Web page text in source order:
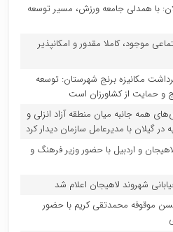
با همدلی جامعه ورزش، مسیر توسعه
موجود، کاملا مقدور و امکانپذیر
مکانیزه برنج شهرستان: توسعه
و حمایت از کشاورزان است
همه جانبه میان منطقه آزاد انزلی و
گیلان با مدیرعامل سازمان دیدار کرد
و اردبیل با حضور وزیر فرهنگ و
شهروند لاهیجان اعلام شد
موقوفه محمدتقی کریم با حضور